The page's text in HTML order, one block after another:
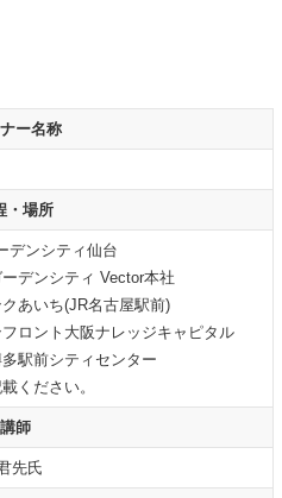
ー名称
・場所
デンシティ仙台
デンシティ Vector本社
あいち(JR名古屋駅前)
ロント大阪ナレッジキャピタル
駅前シティセンター
ください。
講師
先氏